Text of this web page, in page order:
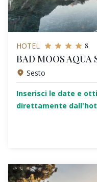
HOTEL s
BAD MOOS AQUA
Sesto
Inserisci le date e
direttamente